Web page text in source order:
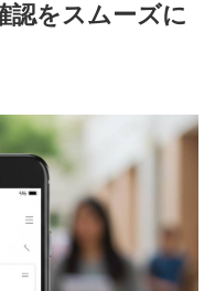
認をスムーズに